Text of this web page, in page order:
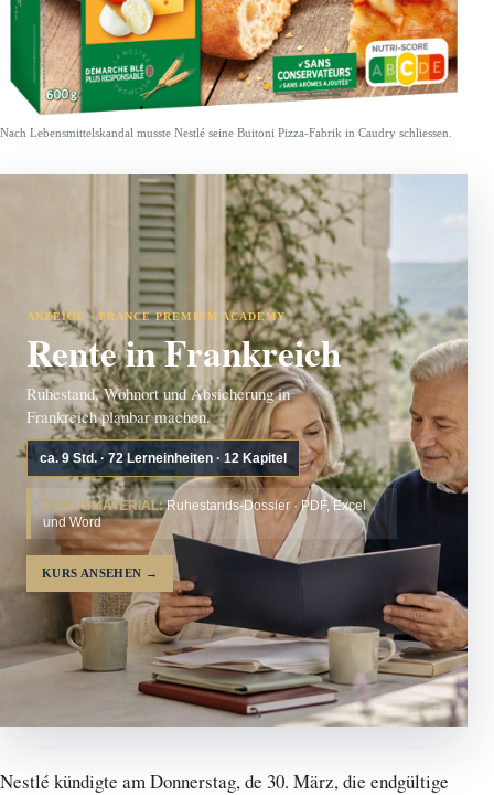
Nach Lebensmittelskandal musste Nestlé seine Buitoni Pizza-Fabrik in Caudry schliessen.
ANZEIGE · FRANCE PREMIUM ACADEMY
Rente in Frankreich
Ruhestand, Wohnort und Absicherung in
Frankreich planbar machen.
ca. 9 Std. · 72 Lerneinheiten · 12 Kapitel
BONUSMATERIAL:Ruhestands-Dossier · PDF, Excel
und Word
KURS ANSEHEN →
Nestlé kündigte am Donnerstag, de 30. März, die endgültige